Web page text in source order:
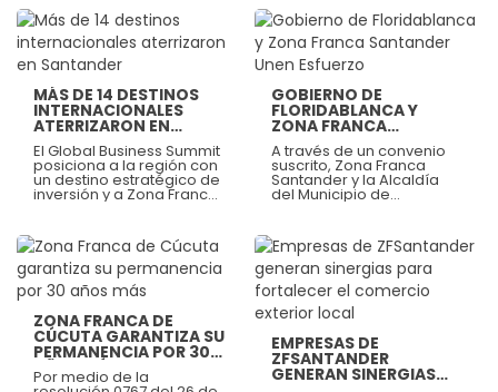
proyección internacional
de Santander y Colombia.
internacionalización
desde Zona Franca
Santander. Con
exportaciones al sur de la
Florida y planes de
expansión hacia
Centroamérica,
demuestra que desde las
regiones también se
pueden crear negocios
globales.
Ver más
MÁS DE 14 DESTINOS
INTERNACIONALES
ATERRIZARON EN
SANTANDER
El Global Business Summit
posiciona a la región con
un destino estratégico de
inversión y a Zona Franca
Santander como una
conexión empresarial
internacional.
Ver más
GOBIERNO DE
FLORIDABLANCA Y
ZONA FRANCA
SANTANDER UNEN
ESFUERZO
A través de un convenio
suscrito, Zona Franca
Santander y la Alcaldía
del Municipio de
Floridablanca
cooperación y el trabajo
articulado para impulsar
iniciativas de carácter
social, económico y
empresarial. Este acuerdo
sienta las bases para
generar desarrollo y
prosperidad.
Ver más
ZONA FRANCA DE
CÚCUTA GARANTIZA SU
PERMANENCIA POR 30
AÑOS MÁS
Por medio de la
Ver más
EMPRESAS DE
ZFSANTANDER
GENERAN SINERGIAS